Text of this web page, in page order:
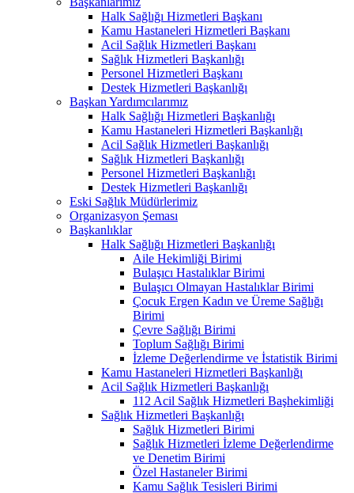
Halk Sağlığı Hizmetleri Başkanı
Kamu Hastaneleri Hizmetleri Başkanı
Acil Sağlık Hizmetleri Başkanı
Sağlık Hizmetleri Başkanlığı
Personel Hizmetleri Başkanı
Destek Hizmetleri Başkanlığı
Başkan Yardımcılarımız
Halk Sağlığı Hizmetleri Başkanlığı
Kamu Hastaneleri Hizmetleri Başkanlığı
Acil Sağlık Hizmetleri Başkanlığı
Sağlık Hizmetleri Başkanlığı
Personel Hizmetleri Başkanlığı
Destek Hizmetleri Başkanlığı
Eski Sağlık Müdürlerimiz
Organizasyon Şeması
Başkanlıklar
Halk Sağlığı Hizmetleri Başkanlığı
Aile Hekimliği Birimi
Bulaşıcı Hastalıklar Birimi
Bulaşıcı Olmayan Hastalıklar Birimi
Çocuk Ergen Kadın ve Üreme Sağlığı
Birimi
Çevre Sağlığı Birimi
Toplum Sağlığı Birimi
İzleme Değerlendirme ve İstatistik Birimi
Kamu Hastaneleri Hizmetleri Başkanlığı
Acil Sağlık Hizmetleri Başkanlığı
112 Acil Sağlık Hizmetleri Başhekimliği
Sağlık Hizmetleri Başkanlığı
Sağlık Hizmetleri Birimi
Sağlık Hizmetleri İzleme Değerlendirme
ve Denetim Birimi
Özel Hastaneler Birimi
Kamu Sağlık Tesisleri Birimi